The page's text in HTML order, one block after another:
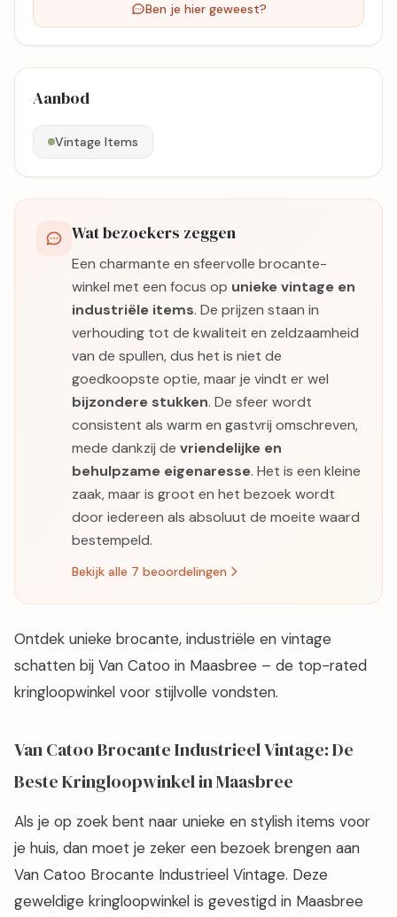
Ben je hier geweest?
Aanbod
Vintage Items
Wat bezoekers zeggen
Een charmante en sfeervolle brocante-
winkel met een focus op unieke vintage en
industriële items. De prijzen staan in
verhouding tot de kwaliteit en zeldzaamheid
van de spullen, dus het is niet de
goedkoopste optie, maar je vindt er wel
bijzondere stukken. De sfeer wordt
consistent als warm en gastvrij omschreven,
mede dankzij de vriendelijke en
behulpzame eigenaresse. Het is een kleine
zaak, maar is groot en het bezoek wordt
door iedereen als absoluut de moeite waard
bestempeld.
Bekijk alle 7 beoordelingen
Ontdek unieke brocante, industriële en vintage
schatten bij Van Catoo in Maasbree – de top-rated
kringloopwinkel voor stijlvolle vondsten.
Van Catoo Brocante Industrieel Vintage: De
Beste Kringloopwinkel in Maasbree
Als je op zoek bent naar unieke en stylish items voor
je huis, dan moet je zeker een bezoek brengen aan
Van Catoo Brocante Industrieel Vintage. Deze
geweldige kringloopwinkel is gevestigd in Maasbree